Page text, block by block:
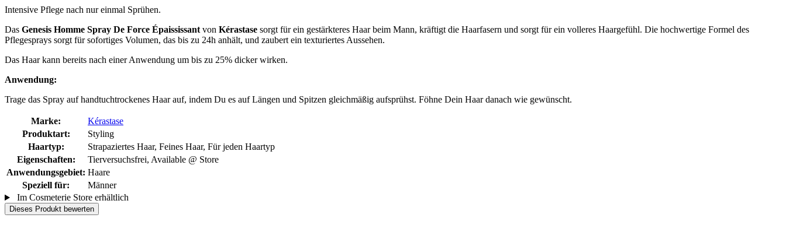
Intensive Pflege nach nur einmal Sprühen.
Das Genesis Homme Spray De Force Épaississant von Kérastase sorgt für ein gestärkteres Haar beim Mann, kräftigt die Haarfasern und sorgt für ein volleres Haargefühl. Die hochwertige Formel des
Pflegesprays sorgt für sofortiges Volumen, das bis zu 24h anhält, und zaubert ein texturiertes Aussehen.
Das Haar kann bereits nach einer Anwendung um bis zu 25% dicker wirken.
Anwendung:
Trage das Spray auf handtuchtrockenes Haar auf, indem Du es auf Längen und Spitzen gleichmäßig aufsprühst. Föhne Dein Haar danach wie gewünscht.
Marke:
Kérastase
Produktart:
Styling
Haartyp:
Strapaziertes Haar, Feines Haar, Für jeden Haartyp
Eigenschaften:
Tierversuchsfrei, Available @ Store
Anwendungsgebiet: Haare
Speziell für:
Männer
Im Cosmeterie Store erhältlich
Dieses Produkt bewerten